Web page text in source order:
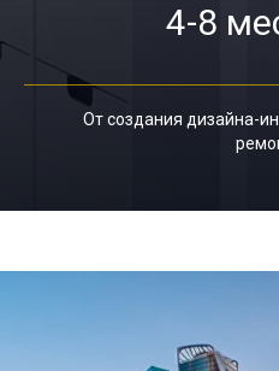
4-8
От создания дизайна-